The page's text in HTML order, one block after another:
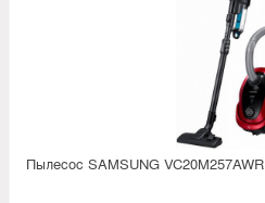
Пылесос SAMSUNG VC20M257AWR